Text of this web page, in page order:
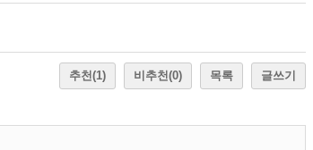
추천(1) 비추천(0) 목록 글쓰기